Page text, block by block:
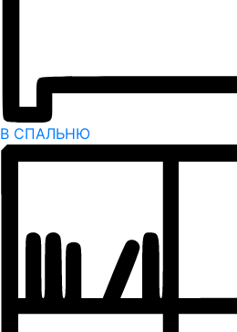
В СПАЛЬНЮ